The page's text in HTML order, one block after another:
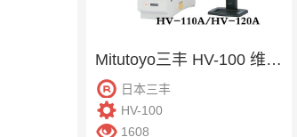
Mitutoyo三丰 HV-100 维氏硬度计
日本三丰
HV-100
1608